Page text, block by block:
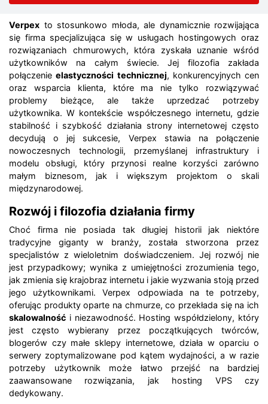
Verpex to stosunkowo młoda, ale dynamicznie rozwijająca
się firma specjalizująca się w usługach hostingowych oraz
rozwiązaniach chmurowych, która zyskała uznanie wśród
użytkowników na całym świecie. Jej filozofia zakłada
połączenieelastyczności technicznej, konkurencyjnych cen
oraz wsparcia klienta, które ma nie tylko rozwiązywać
problemy bieżące, ale także uprzedzać potrzeby
użytkownika. W kontekście współczesnego internetu, gdzie
stabilność i szybkość działania strony internetowej często
decydują o jej sukcesie, Verpex stawia na połączenie
nowoczesnych technologii, przemyślanej infrastruktury i
modelu obsługi, który przynosi realne korzyści zarówno
małym biznesom, jak i większym projektom o skali
międzynarodowej.
Rozwój i filozofia działania firmy
Choć firma nie posiada tak długiej historii jak niektóre
tradycyjne giganty w branży, została stworzona przez
specjalistów z wieloletnim doświadczeniem. Jej rozwój nie
jest przypadkowy; wynika z umiejętności zrozumienia tego,
jak zmienia się krajobraz internetu i jakie wyzwania stoją przed
jego użytkownikami. Verpex odpowiada na te potrzeby,
oferując produkty oparte na chmurze, co przekłada się na ich
skalowalność i niezawodność. Hosting współdzielony, który
jest często wybierany przez początkujących twórców,
blogerów czy małe sklepy internetowe, działa w oparciu o
serwery zoptymalizowane pod kątem wydajności, a w razie
potrzeby użytkownik może łatwo przejść na bardziej
zaawansowane rozwiązania, jak hosting VPS czy
dedykowany.